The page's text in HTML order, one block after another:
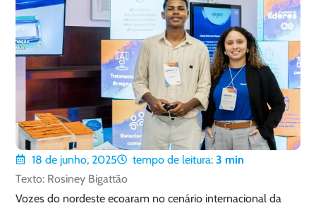
18 de junho, 2025 tempo de leitura: 3 min
Texto: Rosiney Bigattão
Vozes do nordeste ecoaram no cenário internacional da